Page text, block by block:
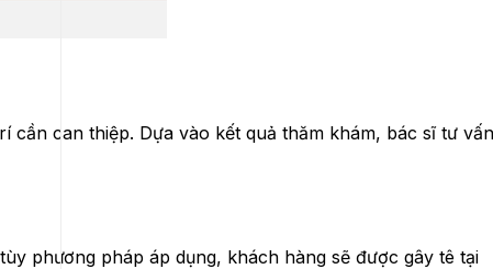
can thiệp. Dựa vào kết quả thăm khám, bác sĩ tư vấn
phương pháp áp dụng, khách hàng sẽ được gây tê tại